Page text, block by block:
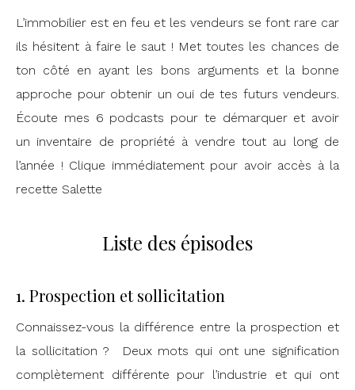
L’immobilier est en feu et les vendeurs se font rare car
ils hésitent à faire le saut ! Met toutes les chances de
ton côté en ayant les bons arguments et la bonne
approche pour obtenir un oui de tes futurs vendeurs.
Écoute mes 6 podcasts pour te démarquer et avoir
un inventaire de propriété à vendre tout au long de
l’année ! Clique immédiatement pour avoir accès à la
recette Salette
Liste des épisodes
1. Prospection et sollicitation
Connaissez-vous la différence entre la prospection et
la sollicitation ? Deux mots qui ont une signification
complètement différente pour l’industrie et qui ont